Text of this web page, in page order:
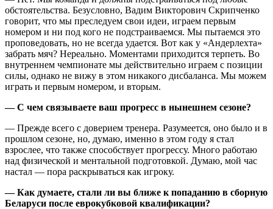
обстоятельства. Безусловно, Вадим Викторович Скрипченко
говорит, что мы преследуем свои идеи, играем первым
номером и ни под кого не подстраиваемся. Мы пытаемся это
проповедовать, но не всегда удается. Вот как у «Андерлехта»
забрать мяч? Нереально. Моментами приходится терпеть. Во
внутреннем чемпионате мы действительно играем с позиции
силы, однако не вижу в этом никакого дисбаланса. Мы можем
играть и первым номером, и вторым.
— С чем связываете ваш прогресс в нынешнем сезоне?
— Прежде всего с доверием тренера. Разумеется, оно было и в
прошлом сезоне, но, думаю, именно в этом году я стал
взрослее, что также способствует прогрессу. Много работаю
над физической и ментальной подготовкой. Думаю, мой час
настал — пора раскрываться как игроку.
— Как думаете, стали ли вы ближе к попаданию в сборную
Беларуси после еврокубковой квалификации?